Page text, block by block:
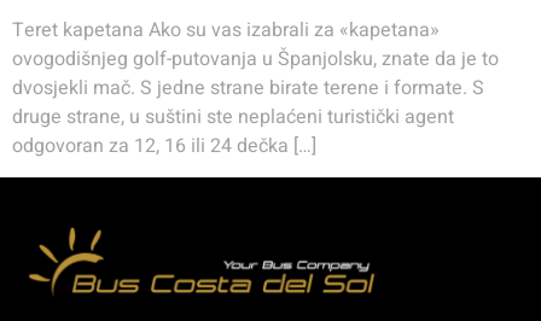
Teret kapetana Ako su vas izabrali za «kapetana»
ovogodišnjeg golf-putovanja u Španjolsku, znate da je to
dvosjekli mač. S jedne strane birate terene i formate. S
druge strane, u suštini ste neplaćeni turistički agent
odgovoran za 12, 16 ili 24 dečka […]